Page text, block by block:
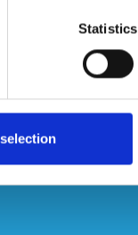
Statistics
onderhoud en